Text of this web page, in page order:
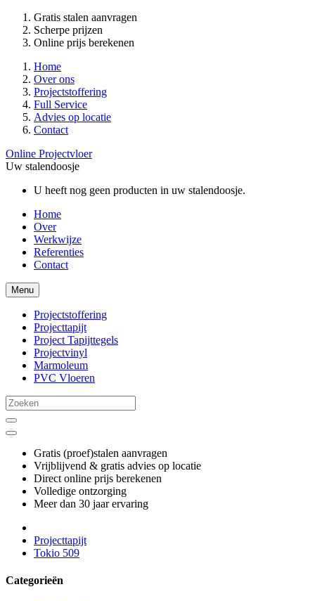
Gratis stalen aanvragen
Scherpe prijzen
Online prijs berekenen
Home
Over ons
Projectstoffering
Full Service
Advies op locatie
Contact
Online Projectvloer
Uw stalendoosje
U heeft nog geen producten in uw stalendoosje.
Home
Over
Werkwijze
Referenties
Contact
Menu
Projectstoffering
Projecttapijt
Project Tapijttegels
Projectvinyl
Marmoleum
PVC Vloeren
Gratis (proef)stalen aanvragen
Vrijblijvend & gratis advies op locatie
Direct online prijs berekenen
Volledige ontzorging
Meer dan 30 jaar ervaring
Projecttapijt
Tokio 509
Categorieën